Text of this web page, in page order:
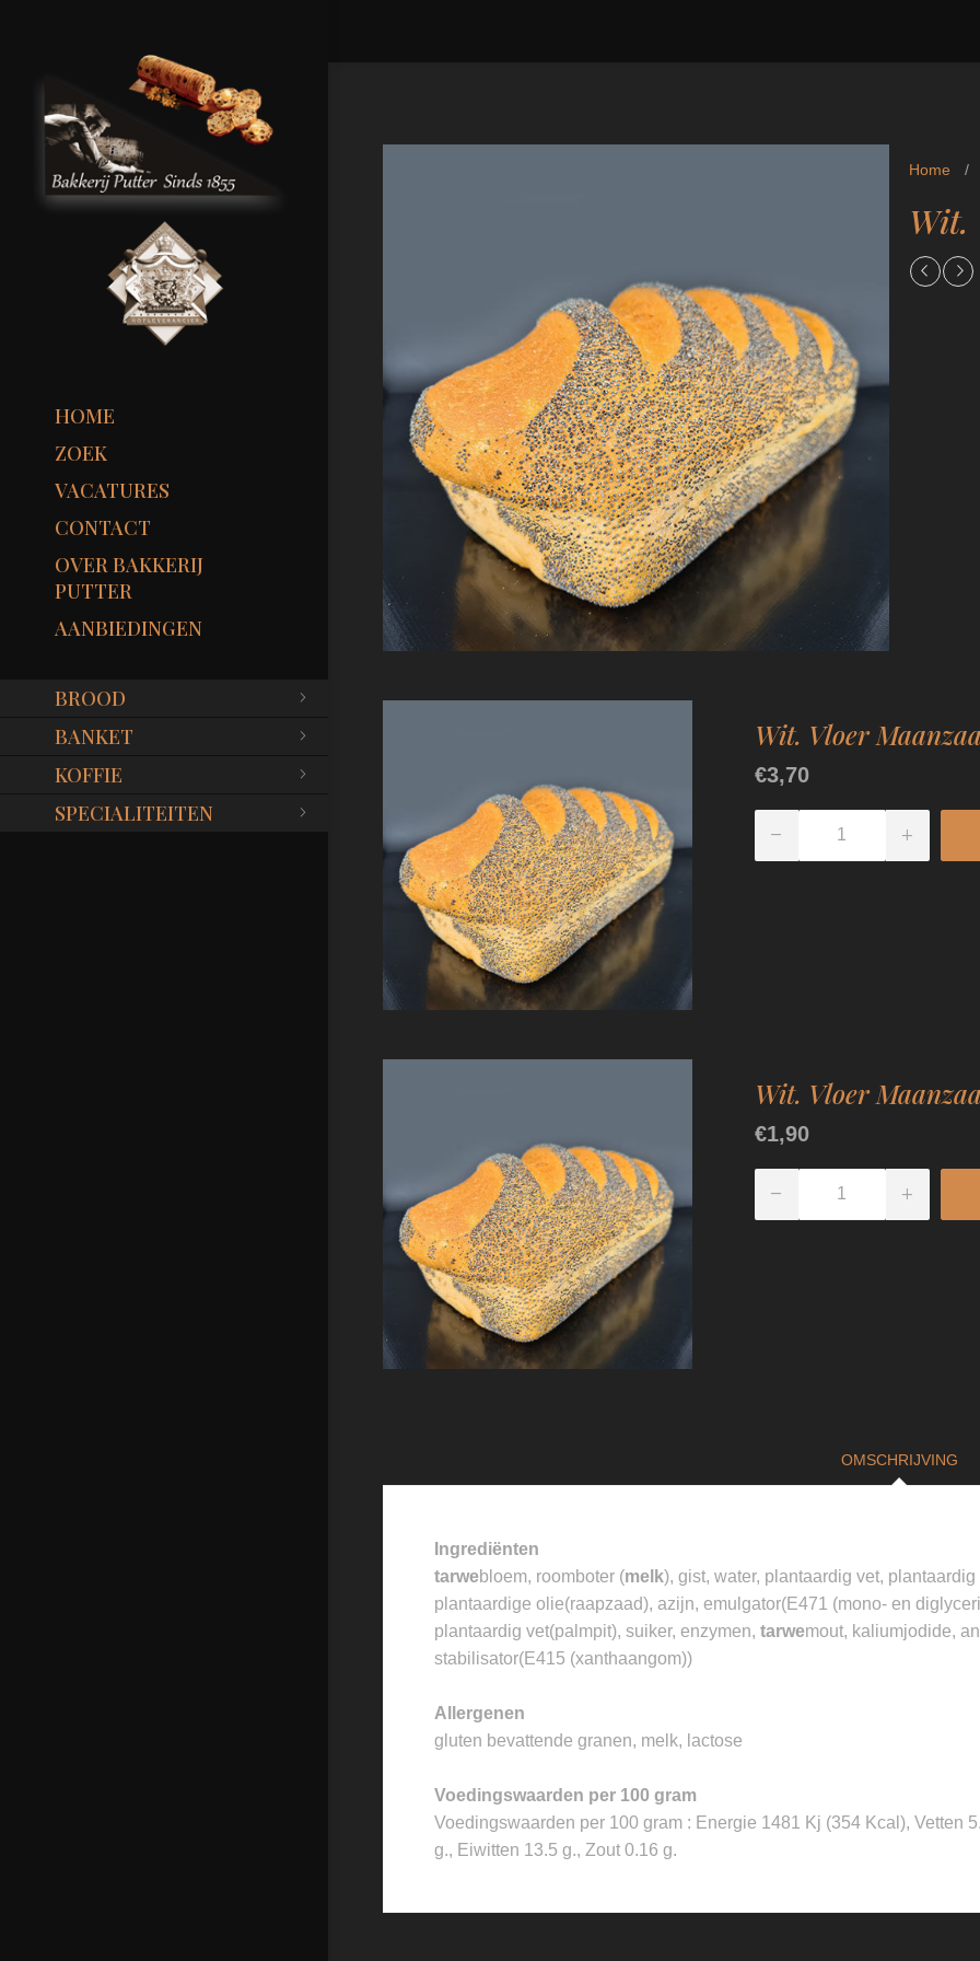
HOME
ZOEK
VACATURES
CONTACT
OVER BAKKERIJ
PUTTER
AANBIEDINGEN
BROOD
BANKET
KOFFIE
SPECIALITEITEN
Home /
Wit.
Wit. Vloer
€3,70
Wit. Vloer
€1,90
OMSCHRIJVING
Ingrediënten
tarwebloem, roomboter (melk), gist, water, plantaardig vet,
plantaardige olie(raapzaad), azijn, emulgator(E471 (mono- en
plantaardig vet(palmpit), suiker, enzymen,tarwemout, kaliumjodide,
stabilisator(E415 (xanthaangom))
Allergenen
gluten bevattende granen, melk, lactose
Voedingswaarden per 100 gram
Voedingswaarden per 100 gram : Energie 1481 Kj (354 Kcal), Vetten
g., Eiwitten 13.5 g., Zout 0.16 g.